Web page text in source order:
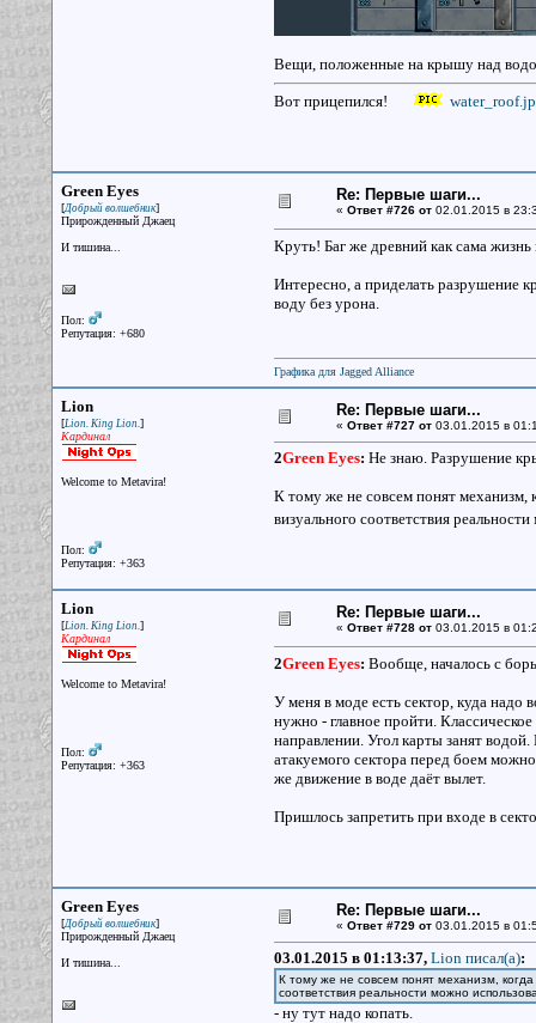
Вещи, положенные на крышу над
Вот прицепился!
Green Eyes
[Добрый волшебник]
Прирожденный Джаец
И тишина...
Пол:
Репутация: +680
Re: Первые шаги...
« Ответ #726 от02.01.2015 в
Круть! Баг же древний как сама жизнь
Интересно, а приделать разрушение
воду без урона.
Графика для Jagged Alliance
Lion
[Lion. King Lion.]
Кардинал
Welcome to Metavira!
Пол:
Репутация: +363
Re: Первые шаги...
« Ответ #727 от03.01.2015 в
2Green Eyes: Не знаю. Разрушение
К тому же не совсем понят механизм,
визуального соответствия
Lion
[Lion. King Lion.]
Кардинал
Welcome to Metavira!
Пол:
Репутация: +363
Re: Первые шаги...
« Ответ #728 от03.01.2015 в
2Green Eyes: Вообще, началось с
У меня в моде есть сектор, куда надо
нужно - главное пройти.
направлении. Угол карты занят
атакуемого сектора перед боем
же движение в воде даёт вылет.
Пришлось запретить при входе в
Green Eyes
[Добрый волшебник]
Прирожденный Джаец
И тишина...
Re: Первые шаги...
« Ответ #729 от03.01.2015 в
03.01.2015 в 01:13:37, Lion писал(a):
К тому же не совсем понят механизм,
соответствия реальности можно
- ну тут надо копать.